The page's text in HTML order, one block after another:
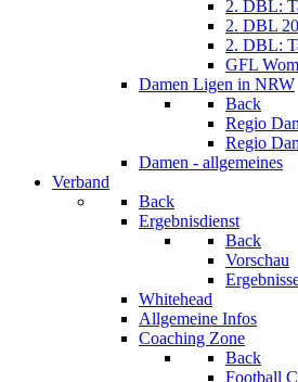
2. DBL:
2. DBL
2. DBL:
GFL
Damen Ligen in NRW
Back
Regio
Regio
Damen - allgemeines
Verband
Back
Ergebnisdienst
Back
Vorschau
Whitehead
Allgemeine Infos
Coaching Zone
Back
Football